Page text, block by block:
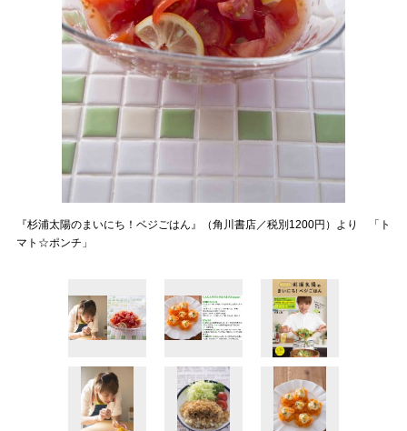
『杉浦太陽のまいにち！ベジごはん』（角川書店／税別1200円）より 「ト
マト☆ポンチ」